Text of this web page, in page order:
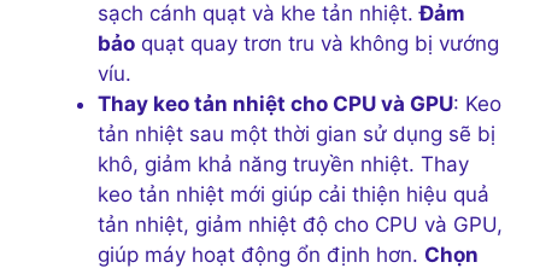
sạch cánh quạt và khe tản nhiệt.Đảm
bảo quạt quay trơn tru và không bị vướng
víu.
Thay keo tản nhiệt cho CPU và GPU: Keo
tản nhiệt sau một thời gian sử dụng sẽ bị
khô, giảm khả năng truyền nhiệt. Thay
keo tản nhiệt mới giúp cải thiện hiệu quả
tản nhiệt, giảm nhiệt độ cho CPU và GPU,
giúp máy hoạt động ổn định hơn. Chọn